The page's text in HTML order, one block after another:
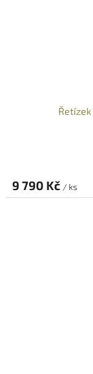
9 790 Kč / ks